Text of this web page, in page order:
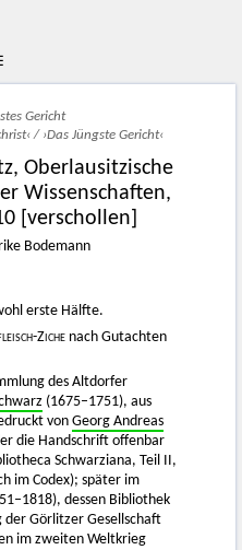
Gericht
/ ›Das Jüngste Gericht‹
Oberlausitzische
Wissenschaften,
[verschollen]
Bodemann
erste Hälfte.
Ziche nach Gutachten
des Altdorfer
(1675–1751), aus
von Georg Andreas
die Handschrift offenbar
Schwarziana, Teil II,
im Codex); später im
dessen Bibliothek
der Görlitzer Gesellschaft
im zweiten Weltkrieg